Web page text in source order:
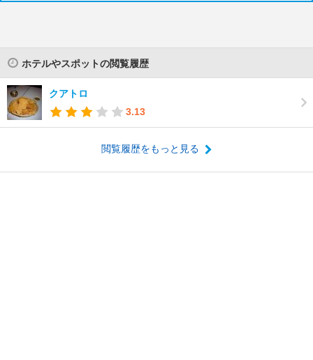
ホテルやスポットの閲覧履歴
クアトロ
3.13
閲覧履歴をもっと見る